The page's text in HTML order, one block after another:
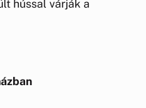
hússal várják a